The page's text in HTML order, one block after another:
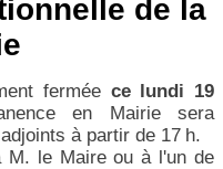
de la
fermée ce lundi 19
en Mairie sera
à partir de 17 h.
M. le Maire ou à l'un de